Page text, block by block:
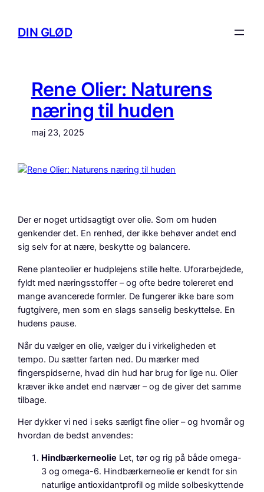
indhold
DIN GLØD
Rene Olier: Naturens
næring til huden
maj 23, 2025
Der er noget urtidsagtigt over olie. Som om huden
genkender det. En renhed, der ikke behøver andet end
sig selv for at nære, beskytte og balancere.
Rene planteolier er hudplejens stille helte. Uforarbejdede,
fyldt med næringsstoffer – og ofte bedre tolereret end
mange avancerede formler. De fungerer ikke bare som
fugtgivere, men som en slags sanselig beskyttelse. En
hudens pause.
Når du vælger en olie, vælger du i virkeligheden et
tempo. Du sætter farten ned. Du mærker med
fingerspidserne, hvad din hud har brug for lige nu. Olier
kræver ikke andet end nærvær – og de giver det samme
tilbage.
Her dykker vi ned i seks særligt fine olier – og hvornår og
hvordan de bedst anvendes:
Hindbærkerneolie Let, tør og rig på både omega-
3 og omega-6. Hindbærkerneolie er kendt for sin
naturlige antioxidantprofil og milde solbeskyttende